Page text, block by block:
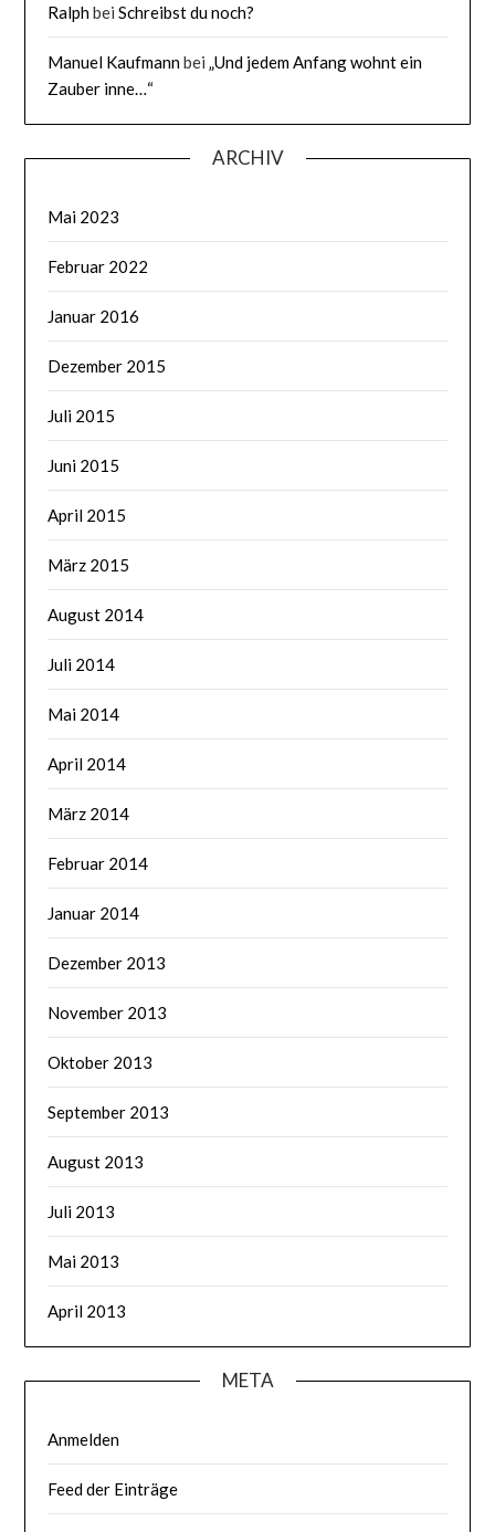
RalphbeiSchreibst du noch?
Manuel Kaufmannbei„Und jedem Anfang wohnt ein
Zauber inne…“
ARCHIV
Mai 2023
Februar 2022
Januar 2016
Dezember 2015
Juli 2015
Juni 2015
April 2015
März 2015
August 2014
Juli 2014
Mai 2014
April 2014
März 2014
Februar 2014
Januar 2014
Dezember 2013
November 2013
Oktober 2013
September 2013
August 2013
Juli 2013
Mai 2013
April 2013
META
Anmelden
Feed der Einträge